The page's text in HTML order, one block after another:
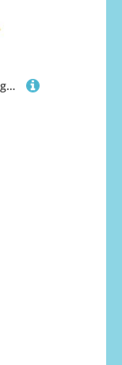
Jiumaocleu Lucy Maud Montgomery Cosplay Kostüm für Damen | Anime BSD Cosplay Lucy Maud Montgomery Uniform Anzug Schulkleid Cosplay Party Halloween Karneval